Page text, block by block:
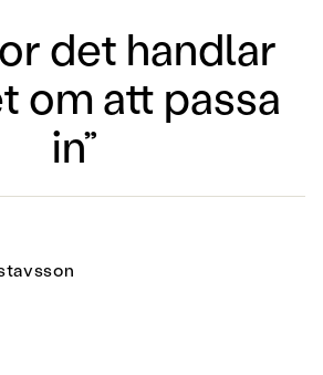
det handlar
om att passa
in”